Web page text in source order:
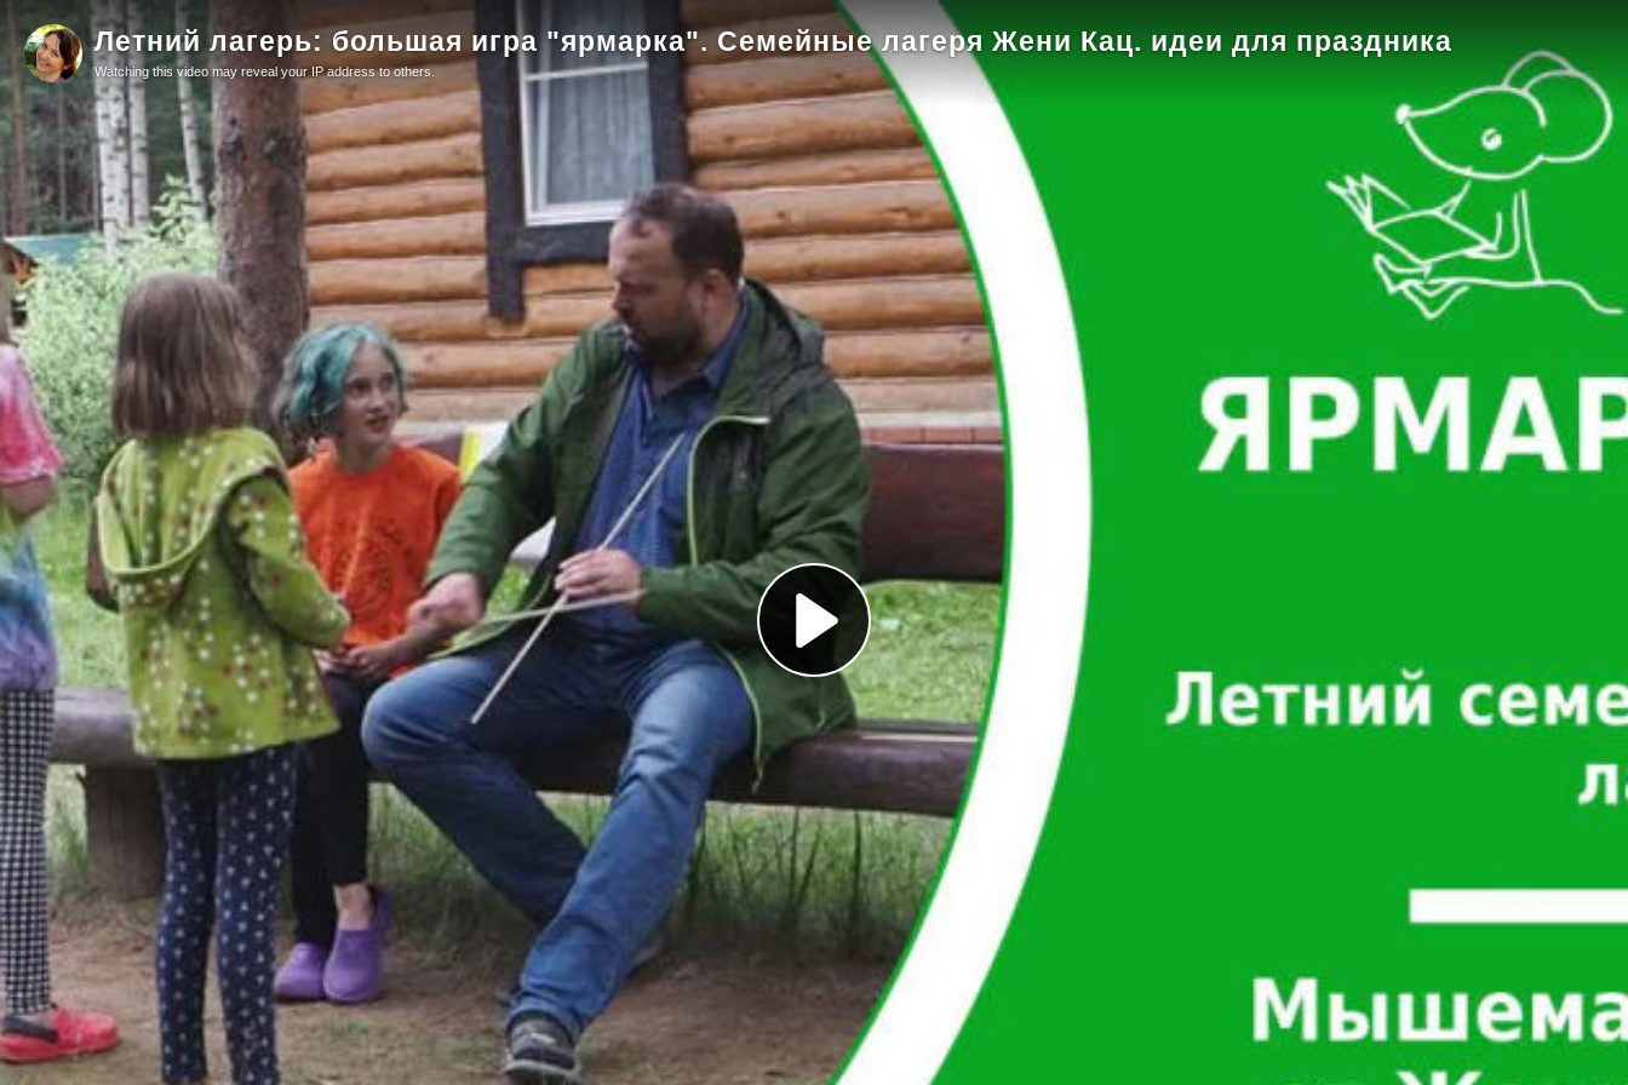
Play
Video
Летний лагерь: большая игра "ярмарка". Семейные лагеря Жени Кац. идеи для праздника
Watching this video may reveal your IP address to others.